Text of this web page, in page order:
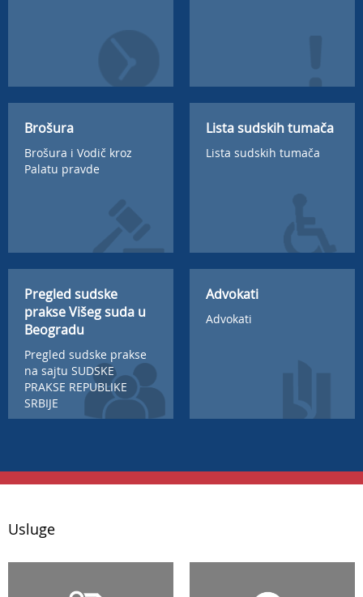
Brošura
Brošura i Vodič kroz
Palatu pravde
Lista sudskih tumača
Lista sudskih tumača
Pregled sudske
prakse Višeg suda u
Beogradu
Pregled sudske prakse
na sajtu SUDSKE
PRAKSE REPUBLIKE
SRBIJE
Advokati
Advokati
Usluge